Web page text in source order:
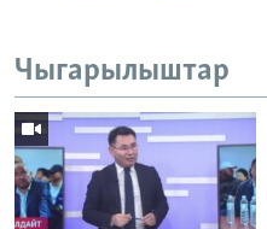
Чыгарылыштар